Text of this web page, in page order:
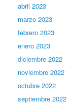
abril 2023
marzo 2023
febrero 2023
enero 2023
diciembre 2022
noviembre 2022
octubre 2022
septiembre 2022